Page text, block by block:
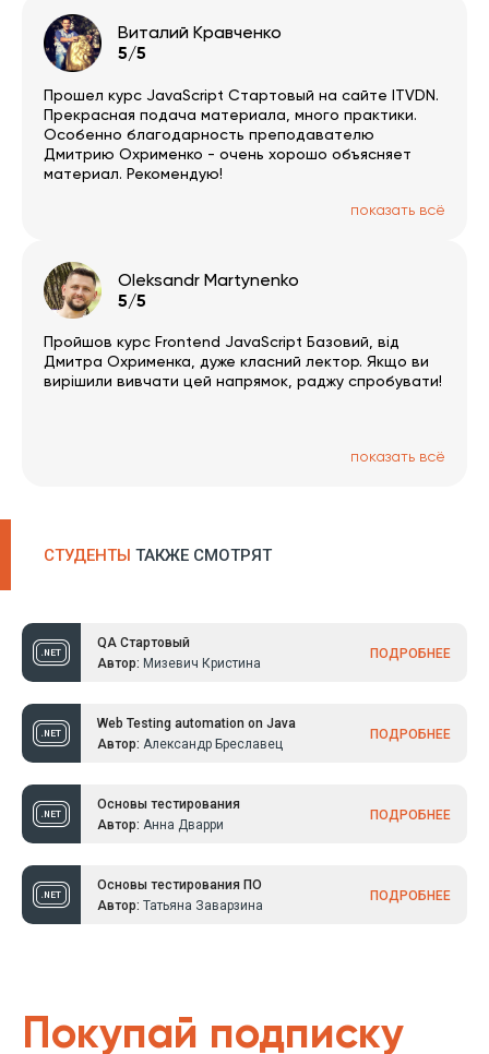
Виталий Кравченко
5/5
Прошел курс JavaScript Стартовый на сайте ITVDN.
Прекрасная подача материала, много практики.
Особенно благодарность преподавателю
Дмитрию Охрименко - очень хорошо объясняет
материал. Рекомендую!
показать всё
Oleksandr Martynenko
5/5
Пройшов курс Frontend JavaScript Базовий, від
Дмитра Охрименка, дуже класний лектор. Якщо ви
вирішили вивчати цей напрямок, раджу спробувати!
показать всё
СТУДЕНТЫ ТАКЖЕ СМОТРЯТ
QA Стартовый
Автор: Мизевич Кристина
ПОДРОБНЕЕ
Web Testing automation on Java
Автор: Александр Бреславец
ПОДРОБНЕЕ
Основы тестирования
Автор: Анна Дварри
ПОДРОБНЕЕ
Основы тестирования ПО
Автор: Татьяна Заварзина
ПОДРОБНЕЕ
Покупай подписку